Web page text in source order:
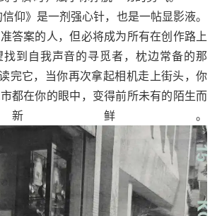
仰》是一剂强心针，也是一帖显影液。
答案的人，但必将成为所有在创作路上
到自我声音的寻觅者，枕边常备的那
完它，当你再次拿起相机走上街头，你
都在你的眼中，变得前所未有的陌生而
鲜。